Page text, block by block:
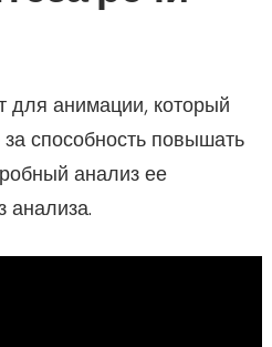
для анимации, который
способность повышать
анализ ее
анализа.